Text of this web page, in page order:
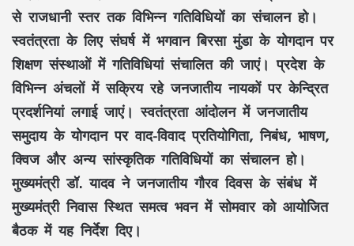
से राजधानी स्तर तक विभिन्न गतिविधियों का संचालन हो।
स्वतंत्रता के लिए संघर्ष में भगवान बिरसा मुंडा के योगदान पर
शिक्षण संस्थाओं में गतिविधियां संचालित की जाएं। प्रदेश के
विभिन्न अंचलों में सक्रिय रहे जनजातीय नायकों पर केन्द्रित
प्रदर्शनियां लगाई जाएं। स्वतंत्रता आंदोलन में जनजातीय
समुदाय के योगदान पर वाद-विवाद प्रतियोगिता, निबंध, भाषण,
क्विज और अन्य सांस्कृतिक गतिविधियों का संचालन हो।
मुख्यमंत्री डॉ. यादव ने जनजातीय गौरव दिवस के संबंध में
मुख्यमंत्री निवास स्थित समत्व भवन में सोमवार को आयोजित
बैठक में यह निर्देश दिए।